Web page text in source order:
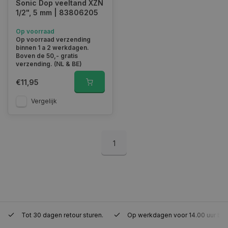
Sonic Dop veeltand XZN
1/2", 5 mm | 83806205
Op voorraad
Op voorraad verzending
binnen 1 a 2 werkdagen.
Boven de 50,- gratis
verzending. (NL & BE)
€11,95
Vergelijk
1
Tot 30 dagen retour sturen. Op werkdagen voor 14.00 uur
Functioneel
Strikt noodzakelijke cookies maken de
kernfunctionaliteiten van de website mogelijk, zoals
gebruikersaanmelding en accountbeheer. De
website kan niet goed worden gebruikt zonder de
strikt noodzakelijke cookies.
COOKIELAW_STATS